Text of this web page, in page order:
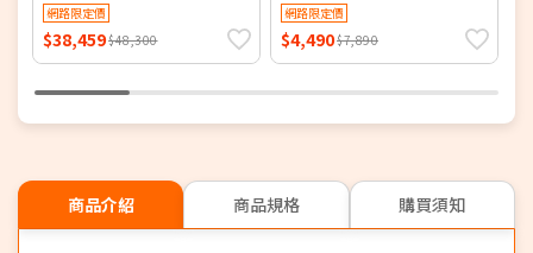
本安裝【限時優惠】
網路限定價
$38,459$48,300
網路限定價
$4,490$7,890
商品介紹 商品規格 購買須知